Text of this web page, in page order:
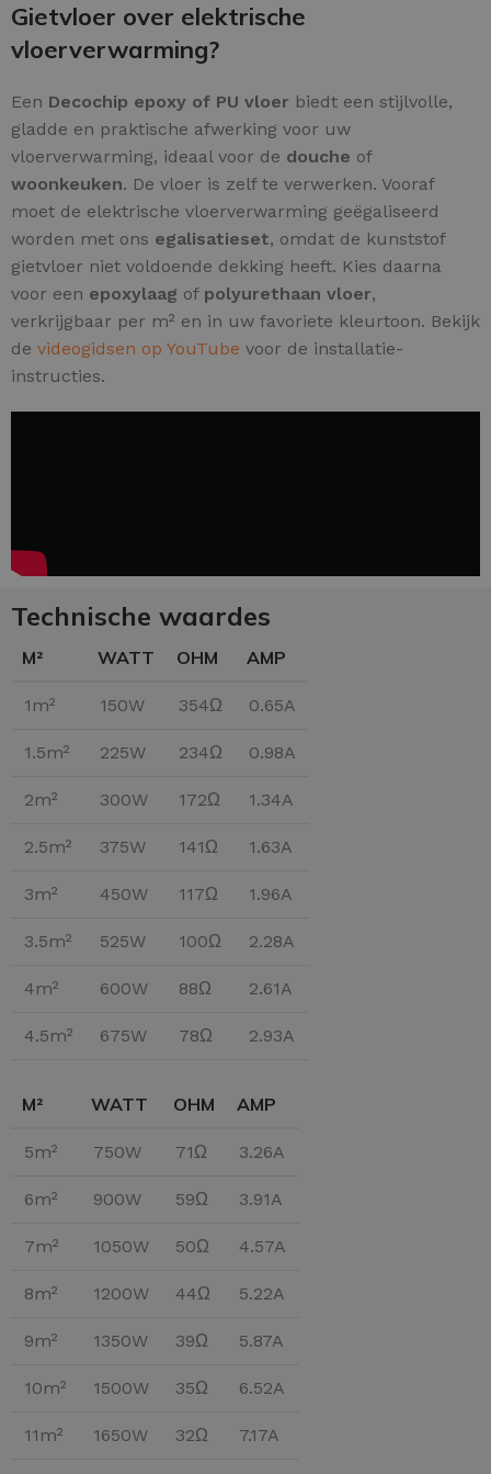
Gietvloer over elektrische
vloerverwarming?
Een Decochip epoxy of PU vloer biedt een stijlvolle,
gladde en praktische afwerking voor uw
vloerverwarming, ideaal voor de douche of
woonkeuken. De vloer is zelf te verwerken. Vooraf
moet de elektrische vloerverwarming geëgaliseerd
worden met ons egalisatieset, omdat de kunststof
gietvloer niet voldoende dekking heeft. Kies daarna
voor een epoxylaag of polyurethaan vloer,
verkrijgbaar per m² en in uw favoriete kleurtoon. Bekijk
de videogidsen op YouTube voor de installatie-
instructies.
Technische waardes
M² WATT OHM AMP
1m² 150W 354Ω 0.65A
1.5m² 225W 234Ω 0.98A
2m² 300W 172Ω 1.34A
2.5m² 375W 141Ω 1.63A
3m² 450W 117Ω 1.96A
3.5m² 525W 100Ω 2.28A
4m² 600W 88Ω 2.61A
4.5m² 675W 78Ω 2.93A
M² WATT OHM AMP
5m² 750W 71Ω 3.26A
6m² 900W 59Ω 3.91A
7m² 1050W 50Ω 4.57A
8m² 1200W 44Ω 5.22A
9m² 1350W 39Ω 5.87A
10m² 1500W 35Ω 6.52A
11m² 1650W 32Ω 7.17A